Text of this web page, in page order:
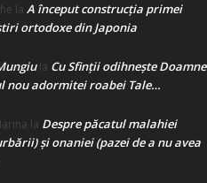
la A început construcţia primei
ortodoxe din Japonia
la Cu Sfinții odihnește Doamne
nou adormitei roabei Tale…
la Despre păcatul malahiei
şi onaniei (pazei de a nu avea